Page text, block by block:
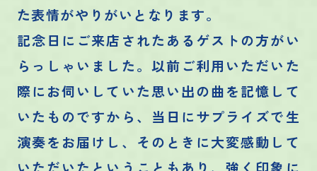
た表情がやりがいとなります。
記念日にご来店されたあるゲストの方がい
らっしゃいました。以前ご利用いただいた
際にお伺いしていた思い出の曲を記憶して
いたものですから、当日にサプライズで生
演奏をお届けし、そのときに大変感動して